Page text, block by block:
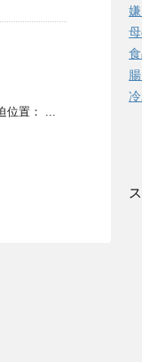
位置： ...
リ
ー